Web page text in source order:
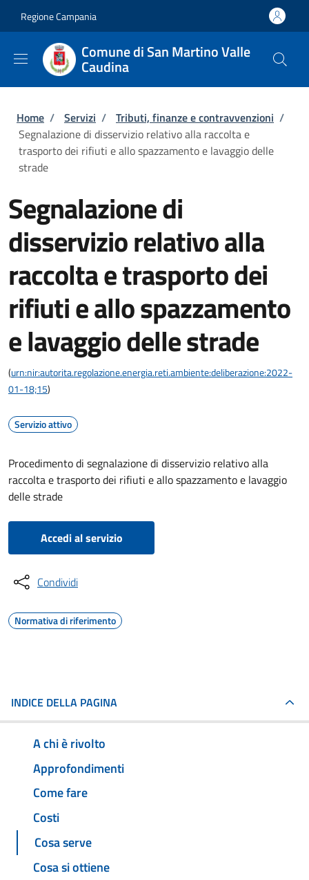
Regione Campania
Comune di San Martino Valle
Caudina
Briciole di pane
Home / Servizi / Tributi, finanze e contravvenzioni /
Segnalazione di disservizio relativo alla raccolta e
trasporto dei rifiuti e allo spazzamento e lavaggio delle
strade
Segnalazione di
disservizio relativo alla
raccolta e trasporto dei
rifiuti e allo spazzamento
e lavaggio delle strade
(urn:nir:autorita.regolazione.energia.reti.ambiente:deliberazione:2022-
01-18;15)
Servizio attivo
Procedimento di segnalazione di disservizio relativo alla
raccolta e trasporto dei rifiuti e allo spazzamento e lavaggio
delle strade
Accedi al servizio
Condividi
Normativa di riferimento
INDICE DELLA PAGINA
A chi è rivolto
Approfondimenti
Come fare
Costi
Cosa serve
Cosa si ottiene